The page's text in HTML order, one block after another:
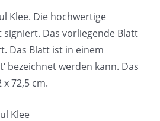
Klee. Die hochwertige
Das vorliegende Blatt
Das Blatt ist in einem
bezeichnet werden kann. Das
72,5 cm.
Klee